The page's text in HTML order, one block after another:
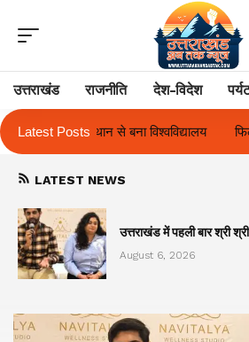
उत्तराखंड राजनीति देश-विदेश
Latest Posts
फिल्म अभिनेत्री सुनीता राजवार ने किया
LATEST NEWS
उत्तराखंड में पहली बार श्री
August 6, 2026